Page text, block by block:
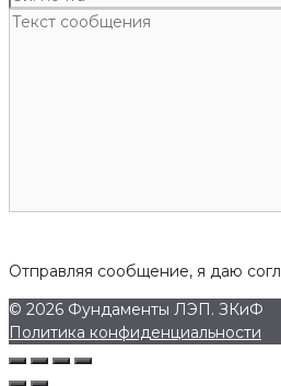
Отправляя сообщение, я даю
© 2026 Фундаменты ЛЭП. ЗКиФ
Политика конфиденциальности